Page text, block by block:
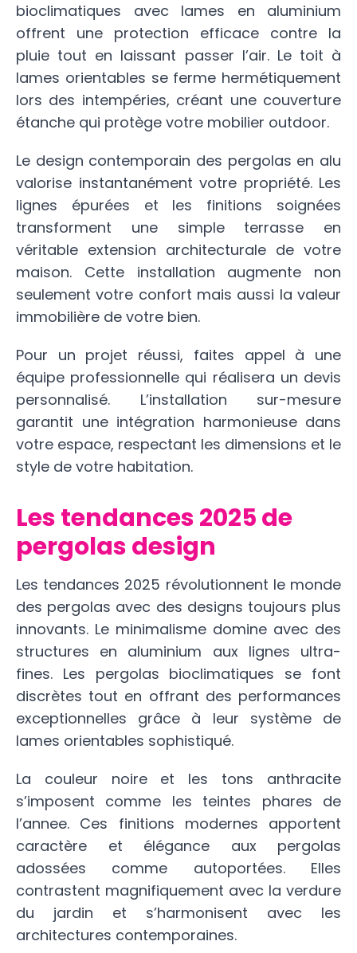
bioclimatiques avec lames en aluminium
offrent une protection efficace contre la
pluie tout en laissant passer l’air. Le toit à
lames orientables se ferme hermétiquement
lors des intempéries, créant une couverture
étanche qui protège votre mobilier outdoor.
Le design contemporain des pergolas en alu
valorise instantanément votre propriété. Les
lignes épurées et les finitions soignées
transforment une simple terrasse en
véritable extension architecturale de votre
maison. Cette installation augmente non
seulement votre confort mais aussi la valeur
immobilière de votre bien.
Pour un projet réussi, faites appel à une
équipe professionnelle qui réalisera un devis
personnalisé. L’installation sur-mesure
garantit une intégration harmonieuse dans
votre espace, respectant les dimensions et le
style de votre habitation.
Les tendances 2025 de
pergolas design
Les tendances 2025 révolutionnent le monde
des pergolas avec des designs toujours plus
innovants. Le minimalisme domine avec des
structures en aluminium aux lignes ultra-
fines. Les pergolas bioclimatiques se font
discrètes tout en offrant des performances
exceptionnelles grâce à leur système de
lames orientables sophistiqué.
La couleur noire et les tons anthracite
s’imposent comme les teintes phares de
l’annee. Ces finitions modernes apportent
caractère et élégance aux pergolas
adossées comme autoportées. Elles
contrastent magnifiquement avec la verdure
du jardin et s’harmonisent avec les
architectures contemporaines.